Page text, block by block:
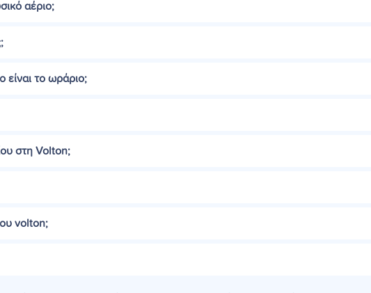
αέριο;
είναι το ωράριο;
στη Volton;
volton;